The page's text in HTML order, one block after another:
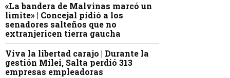
«La bandera de Malvinas marcó un
límite» | Concejal pidió a los
senadores salteños que no
extranjericen tierra gaucha
Viva la libertad carajo | Durante la
gestión Milei, Salta perdió 313
empresas empleadoras